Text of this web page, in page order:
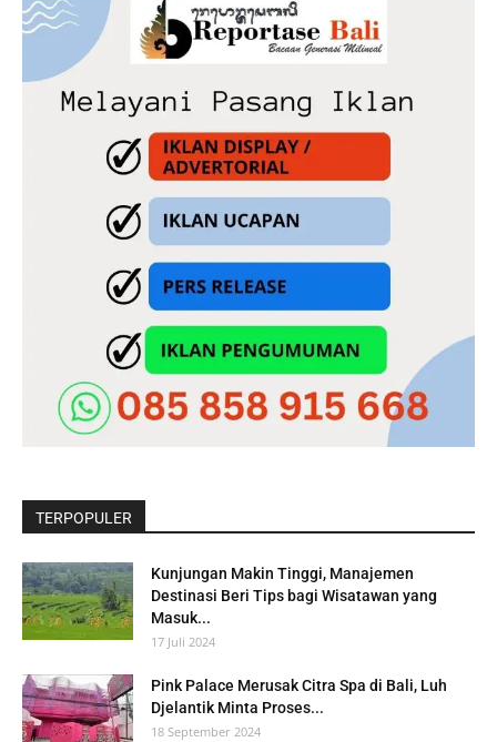
TERPOPULER
Kunjungan Makin Tinggi, Manajemen
Destinasi Beri Tips bagi Wisatawan yang
Masuk...
17 Juli 2024
Pink Palace Merusak Citra Spa di Bali, Luh
Djelantik Minta Proses...
18 September 2024